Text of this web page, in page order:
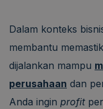
Dalam konteks
membantu
dijalankan mampu
perusahaan dan
Anda ingin profit